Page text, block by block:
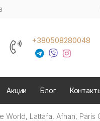
+380508280048
Акции Блог
World, Lattafa, Afnan, Paris